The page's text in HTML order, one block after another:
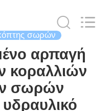
σωρών
αρπαγή
κοραλλιών
σωρών